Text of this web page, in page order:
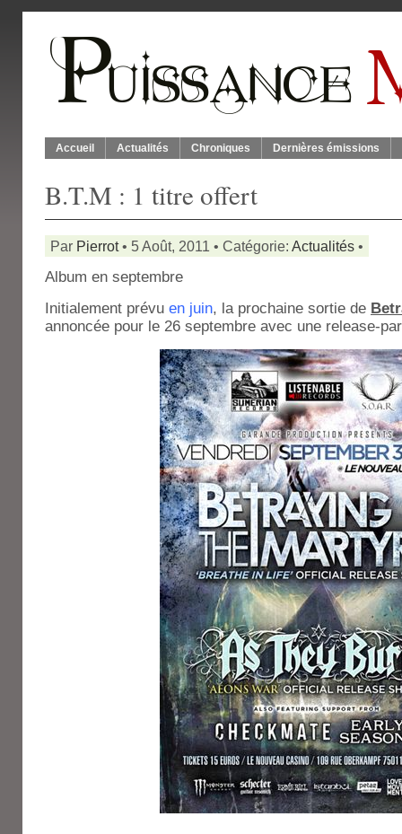
Accueil Actualités Chroniques Dernières émissions
B.T.M : 1 titre offert
Par Pierrot• 5 Août, 2011 • Catégorie: Actualités •
Album en septembre
Initialement prévu en juin, la prochaine sortie de
annoncée pour le 26 septembre avec une release-